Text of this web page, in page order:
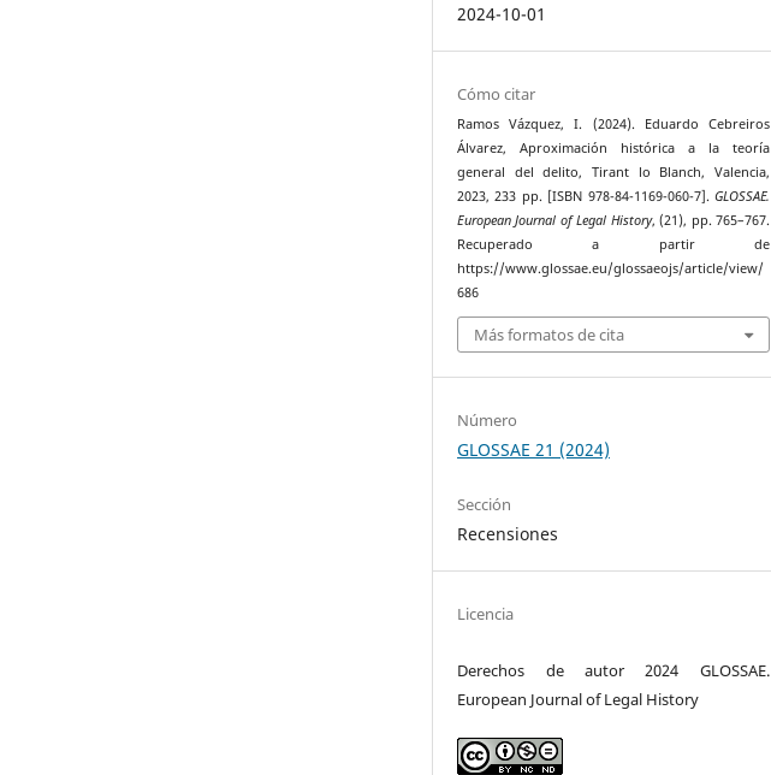
2024-10-01
Cómo citar
Ramos Vázquez, I. (2024). Eduardo Cebreiros
Álvarez, Aproximación histórica a la teoría
general del delito, Tirant lo Blanch, Valencia,
2023, 233 pp. [ISBN 978-84-1169-060-7]. GLOSSAE.
European Journal of Legal History, (21), pp. 765–767.
Recuperado a partir de
https://www.glossae.eu/glossaeojs/article/view/
686
Más formatos de cita
Número
GLOSSAE 21 (2024)
Sección
Recensiones
Licencia
Derechos de autor 2024 GLOSSAE.
European Journal of Legal History